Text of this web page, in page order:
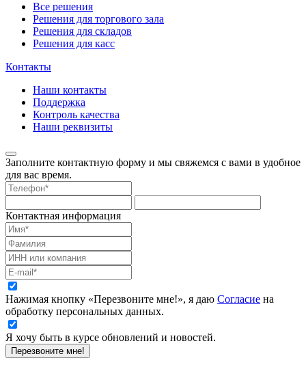
Все решения
Решения для торгового зала
Решения для складов
Решения для касс
Контакты
Наши контакты
Поддержка
Контроль качества
Наши реквизиты
Заполните контактную форму и мы свяжемся с вами в удобное
для вас время.
Контактная информация
Нажимая кнопку «Перезвоните мне!», я даю Согласие на
обработку персональных данных.
Я хочу быть в курсе обновлений и новостей.
Перезвоните мне!